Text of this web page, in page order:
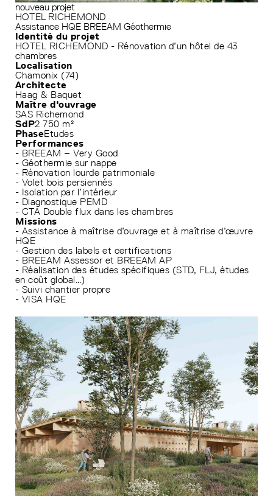
nouveau projet
HOTEL RICHEMOND
Assistance HQE BREEAM Géothermie
Identité du projet
HOTEL RICHEMOND - Rénovation d’un hôtel de 43
chambres
Localisation
Chamonix (74)
Architecte
Haag & Baquet
Maître d'ouvrage
SAS Richemond
SdP2 750 m²
PhaseEtudes
Performances
- BREEAM – Very Good
- Géothermie sur nappe
- Rénovation lourde patrimoniale
- Volet bois persiennés
- Isolation par l’intérieur
- Diagnostique PEMD
- CTA Double flux dans les chambres
Missions
- Assistance à maîtrise d’ouvrage et à maîtrise d’œuvre
HQE
- Gestion des labels et certifications
- BREEAM Assessor et BREEAM AP
- Réalisation des études spécifiques (STD, FLJ, études
en coût global…)
- Suivi chantier propre
- VISA HQE